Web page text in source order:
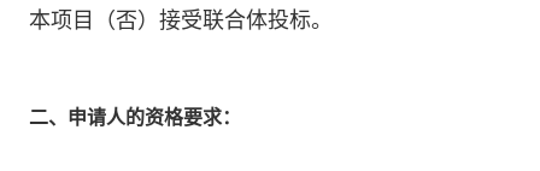
本项目（否）接受联合体投标。
二、申请人的资格要求：